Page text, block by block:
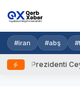
#iran #abş
Prezidenti Ceyhun